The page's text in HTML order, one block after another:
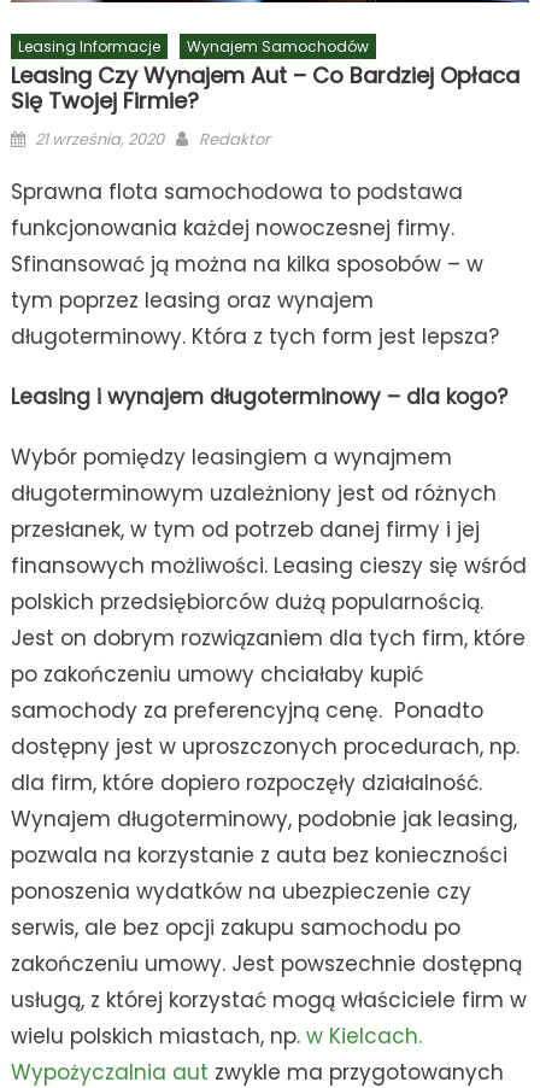
Leasing Informacje Wynajem Samochodów
Leasing Czy Wynajem Aut – Co Bardziej Opłaca
Się Twojej Firmie?
Posted
21 września, 2020 Author
Redaktor
Sprawna flota samochodowa to podstawa
funkcjonowania każdej nowoczesnej firmy.
Sfinansować ją można na kilka sposobów – w
tym poprzez leasing oraz wynajem
długoterminowy. Która z tych form jest lepsza?
Leasing i wynajem długoterminowy – dla kogo?
Wybór pomiędzy leasingiem a wynajmem
długoterminowym uzależniony jest od różnych
przesłanek, w tym od potrzeb danej firmy i jej
finansowych możliwości. Leasing cieszy się wśród
polskich przedsiębiorców dużą popularnością.
Jest on dobrym rozwiązaniem dla tych firm, które
po zakończeniu umowy chciałaby kupić
samochody za preferencyjną cenę. Ponadto
dostępny jest w uproszczonych procedurach, np.
dla firm, które dopiero rozpoczęły działalność.
Wynajem długoterminowy, podobnie jak leasing,
pozwala na korzystanie z auta bez konieczności
ponoszenia wydatków na ubezpieczenie czy
serwis, ale bez opcji zakupu samochodu po
zakończeniu umowy. Jest powszechnie dostępną
usługą, z której korzystać mogą właściciele firm w
wielu polskich miastach, np. w Kielcach.
Wypożyczalnia aut zwykle ma przygotowanych